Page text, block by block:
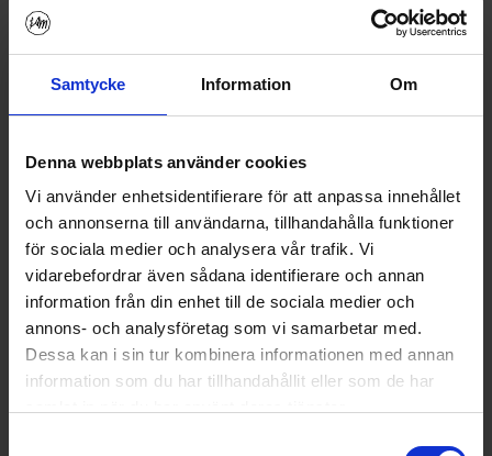
Samtycke Information Om
Denna webbplats använder cookies
Vi använder enhetsidentifierare för att anpassa innehållet
och annonserna till användarna, tillhandahålla funktioner
för sociala medier och analysera vår trafik. Vi
vidarebefordrar även sådana identifierare och annan
information från din enhet till de sociala medier och
annons- och analysföretag som vi samarbetar med.
Dessa kan i sin tur kombinera informationen med annan
information som du har tillhandahållit eller som de har
C4
C4
Läs mer »
C3
Lämna en kommentar /David
C3
Läs mer »
C2